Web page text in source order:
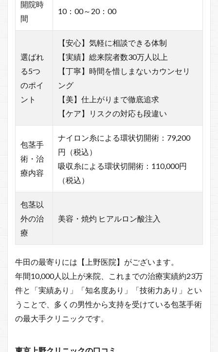
開院時
間
10：00～20：00
選ばれ
る5つ
のポイ
ント
【安心】気軽に相談できる体制
【実績】総来院者数30万人以上
【丁寧】時間を惜しまないカウンセリ
ング
【美】仕上がりまで徹底追求
【ケア】リスクの対応も段違い
包茎手
術・治
療内容
ナイロン糸による環状切開術：79,200
円（税込）
吸収糸による環状切開術：110,000円
（税込）
包茎以
外の治
療
美容・焼灼 ヒアルロン酸注入
牛田の最寄りには【上野医院】がございます。
年間10,000人以上が来院、これまでの治療実績約23万
件と「実績あり」「知名度あり」「技術力あり」とい
うことで、多くの男性から支持を受けている包茎手術
の最大手クリニックです。